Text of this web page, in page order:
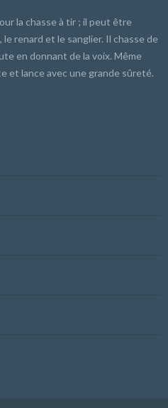
la chasse à tir ; il peut être
renard et le sanglier. Il chasse de
en donnant de la voix. Même
et lance avec une grande sûreté.